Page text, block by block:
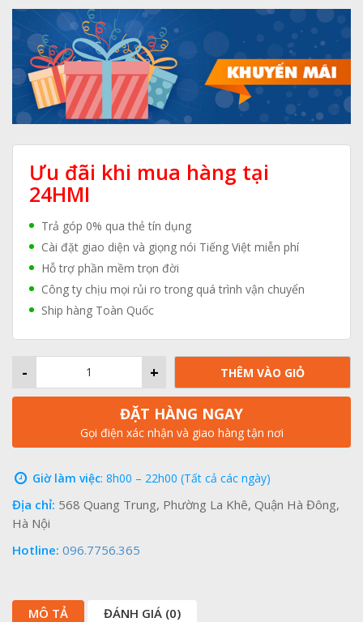
Ưu đãi khi mua hàng tại
24HMI
Trả góp 0% qua thẻ tín dụng
Cài đặt giao diện và giọng nói Tiếng Việt miễn phí
Hỗ trợ phần mềm trọn đời
Công ty chịu mọi rủi ro trong quá trình vận chuyển
Ship hàng Toàn Quốc
+
- THÊM VÀO GIỎ
ĐẶT HÀNG NGAY
Gọi điện xác nhận và giao hàng tận nơi
Giờ làm việc: 8h00 – 22h00 (Tất cả các ngày)
Địa chỉ: 568 Quang Trung, Phường La Khê, Quận Hà Đông,
Hà Nội
Hotline: 096.7756.365
MÔ TẢ ĐÁNH GIÁ (0)